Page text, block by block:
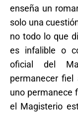
enseña un
solo una
no todo lo que
es infalible o
oficial del
permanecer fiel
uno permanece
el Magisterio